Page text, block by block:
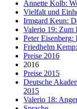
Annette Kolb:
Vielfalt und
Irmgard Keun:
Valerio 19: Zum
Peter
Friedhelm
Preise 2016
2016
Preise 2015
Deutsche
2015
Valerio 18: